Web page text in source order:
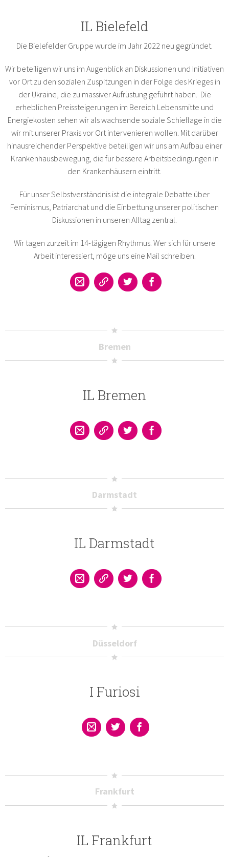
IL Bielefeld
Die Bielefelder Gruppe wurde im Jahr 2022 neu gegründet.
Wir beteiligen wir uns im Augenblick an Diskussionen und Initiativen
vor Ort zu den sozialen Zuspitzungen in der Folge des Krieges in
der Ukraine, die zu massiver Aufrüstung geführt haben. Die
erheblichen Preissteigerungen im Bereich Lebensmitte und
Energiekosten sehen wir als wachsende soziale Schieflage in die
wir mit unserer Praxis vor Ort intervenieren wollen. Mit darüber
hinausreichender Perspektive beteiligen wir uns am Aufbau einer
Krankenhausbewegung, die für bessere Arbeitsbedingungen in
den Krankenhäusern eintritt.
Für unser Selbstverständnis ist die integrale Debatte über
Feminismus, Patriarchat und die Einbettung unserer politischen
Diskussionen in unseren Alltag zentral.
Wir tagen zurzeit im 14-tägigen Rhythmus. Wer sich für unsere
Arbeit interessiert, möge uns eine Mail schreiben.
Bremen
IL Bremen
Darmstadt
IL Darmstadt
Düsseldorf
I Furiosi
Frankfurt
IL Frankfurt